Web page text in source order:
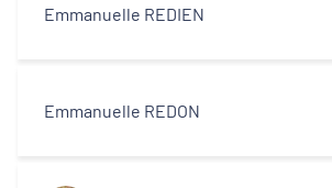
Emmanuelle REDIEN
Emmanuelle REDON